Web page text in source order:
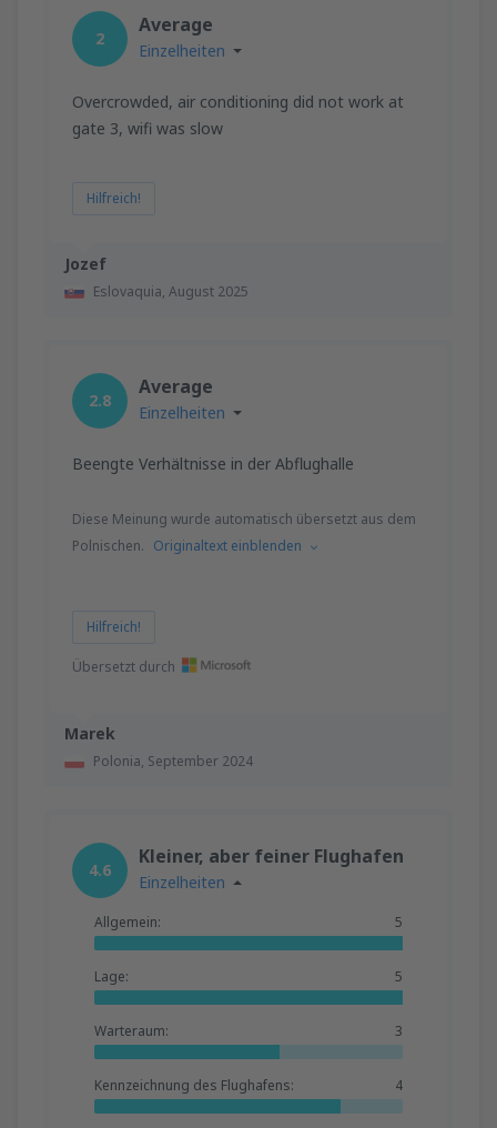
Jozef
Eslovaquia, August 2025
2
Average
Einzelheiten
Overcrowded, air conditioning did not work at
gate 3, wifi was slow
Hilfreich!
Marek
Polonia, September 2024
2.8
Average
Einzelheiten
Beengte Verhältnisse in der Abflughalle
Diese Meinung wurde automatisch übersetzt aus dem
Polnischen. Originaltext einblenden
Hilfreich!
Übersetzt durch
4.6
Kleiner, aber feiner Flughafen
Einzelheiten
Allgemein: 5
Lage: 5
Warteraum: 3
Kennzeichnung des Flughafens: 4